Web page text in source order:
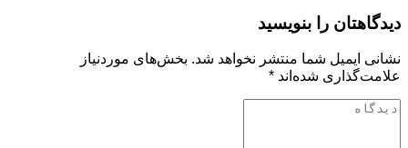
دیدگاهتان را بنویسید
نشانی ایمیل شما منتشر نخواهد شد. بخش‌های موردنیاز
علامت‌گذاری شده‌اند *